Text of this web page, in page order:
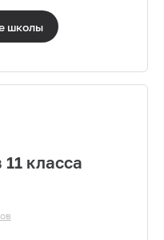
школы
класса